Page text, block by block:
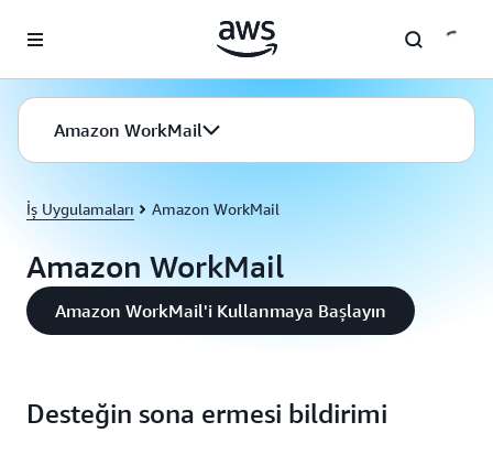
Amazon WorkMail
İş Uygulamaları Amazon WorkMail
Amazon WorkMail
Amazon WorkMail'i Kullanmaya Başlayın
Desteğin sona ermesi bildirimi